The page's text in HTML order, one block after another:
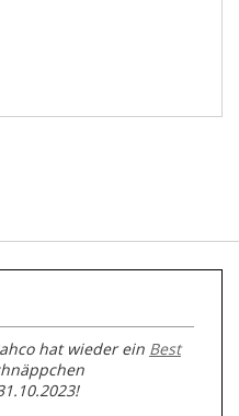
hat wieder ein Best